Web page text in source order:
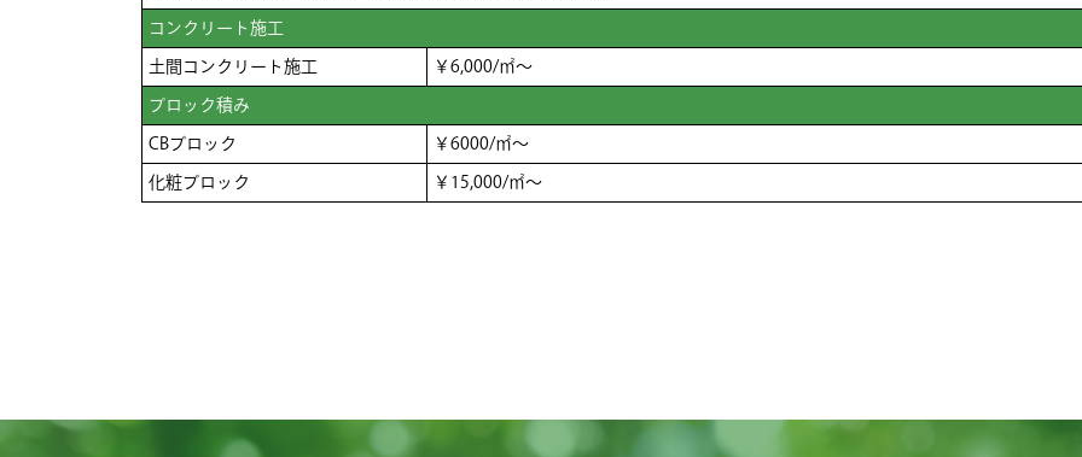
コンクリート施工
土間コンクリート施工 ￥6,000/㎡～
ブロック積み
CBブロック ￥6000/㎡～
化粧ブロック ￥15,000/㎡～